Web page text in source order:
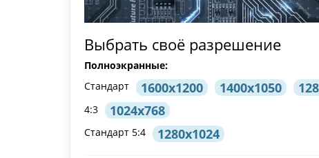
Выбрать своё разрешение
Полноэкранные:
Стандарт
1600x1200 1400x1050
4:3 1024x768
Стандарт 5:4 1280x1024